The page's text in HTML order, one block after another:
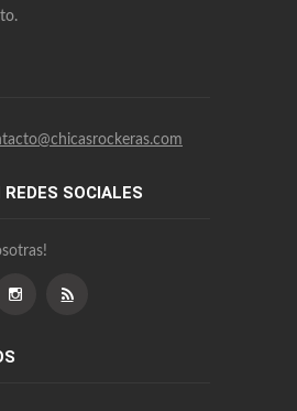
SOCIALES